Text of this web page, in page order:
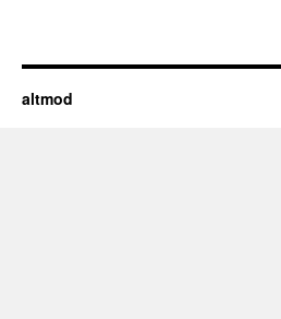
altmod